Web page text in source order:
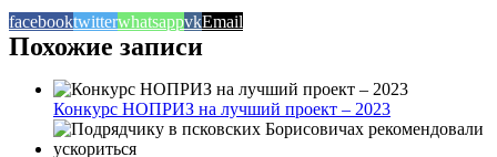
facebooktwitterwhatsappvkEmail
Похожие записи
Конкурс НОПРИЗ на лучший проект – 2023